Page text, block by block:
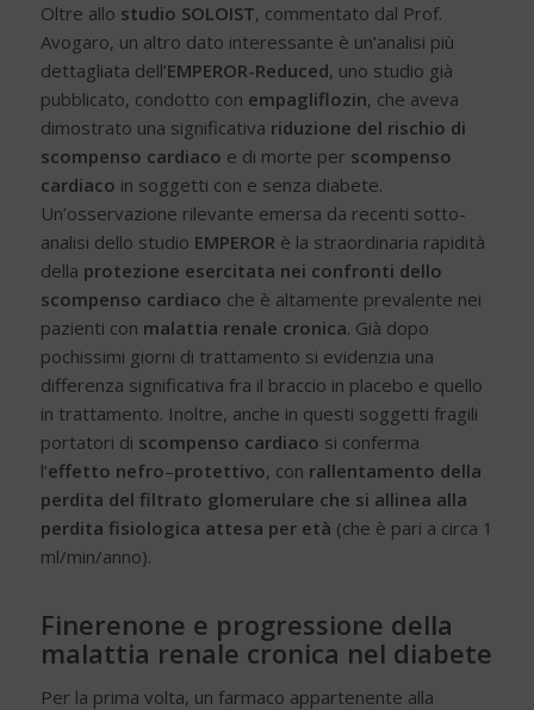
Oltre allo studio SOLOIST, commentato dal Prof.
Avogaro, un altro dato interessante è un’analisi più
dettagliata dell’EMPEROR-Reduced, uno studio già
pubblicato, condotto con empagliflozin, che aveva
dimostrato una significativa riduzione del rischio di
scompenso cardiaco e di morte per scompenso
cardiaco in soggetti con e senza diabete.
Un’osservazione rilevante emersa da recenti sotto-
analisi dello studio EMPERORè la straordinaria rapidità
della protezione esercitata nei confronti dello
scompenso cardiaco che è altamente prevalente nei
pazienti con malattia renale cronica. Già dopo
pochissimi giorni di trattamento si evidenzia una
differenza significativa fra il braccio in placebo e quello
in trattamento. Inoltre, anche in questi soggetti fragili
portatori di scompenso cardiaco si conferma
l’effetto nefro–protettivo, con rallentamento della
perdita del filtrato glomerulare che si allinea alla
perdita fisiologica attesa per età (che è pari a circa 1
ml/min/anno).
Finerenone e progressione della
malattia renale cronica nel diabete
Per la prima volta, un farmaco appartenente alla